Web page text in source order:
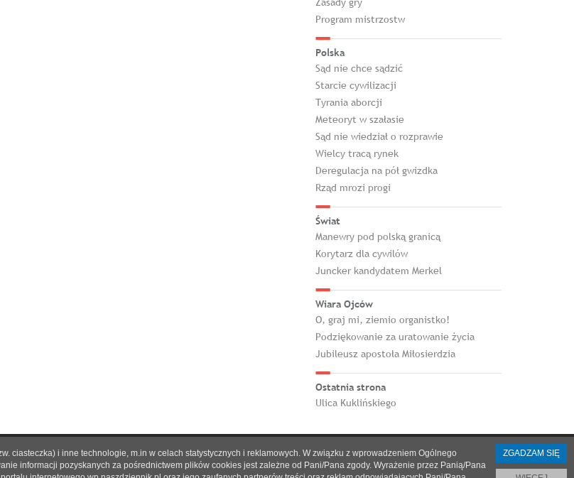
Program mistrzostw
Polska
Sąd nie chce sądzić
Starcie cywilizacji
Tyrania aborcji
Meteoryt w szałasie
Sąd nie wiedział o rozprawie
Wielcy tracą rynek
Deregulacja na pół gwizdka
Rząd mrozi progi
Świat
Manewry pod polską granicą
Korytarz dla cywilów
Juncker kandydatem Merkel
Wiara Ojców
O, graj mi, ziemio organistko!
Podziękowanie za uratowanie życia
Jubileusz apostoła Miłosierdzia
Ostatnia strona
Ulica Kuklińskiego
O nas|Reklama|Prenumerata|Regulamin|Kontakt
ciasteczka) i inne technologie, m.in w celach statystycznych i reklamowych. W związku z wprowadzeniem Ogólnego
informacji pozyskanych za pośrednictwem plików cookies jest zależne od Pani/Pana zgody. Wyrażenie przez Panią/Pana
ZGADZAM SIĘ